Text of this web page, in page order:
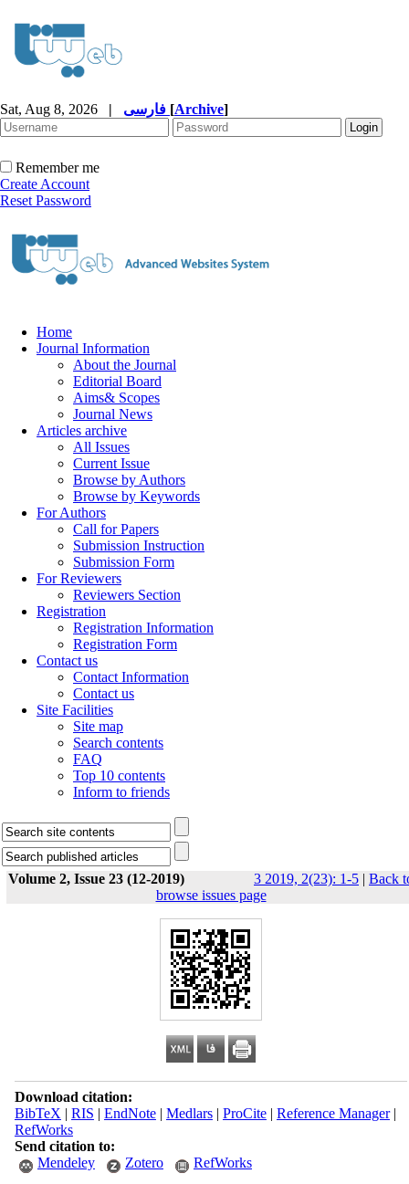
Sat, Aug 8, 2026 | [Archive]
Remember me
Create Account
Reset Password
Home
Journal Information
About the Journal
Editorial Board
Aims& Scopes
Journal News
Articles archive
All Issues
Current Issue
Browse by Authors
Browse by Keywords
For Authors
Call for Papers
Submission Instruction
Submission Form
For Reviewers
Reviewers Section
Registration
Registration Information
Registration Form
Contact us
Contact Information
Contact us
Site Facilities
Site map
Search contents
FAQ
Top 10 contents
Inform to friends
Volume 2, Issue 23 (12-2019) 3 2019, 2(23): 1-5 | Back
browse issues page
Download citation:
BibTeX | RIS | EndNote| Medlars| ProCite| Reference Manager|
RefWorks
Send citation to:
Mendeley
Zotero RefWorks